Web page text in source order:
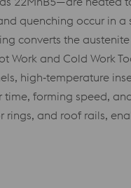
quenching occur in
converts the
and Cold Work
high‑temperature
forming speed,
and roof rails,